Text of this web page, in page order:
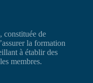
constituée de
la formation
à établir des
membres.